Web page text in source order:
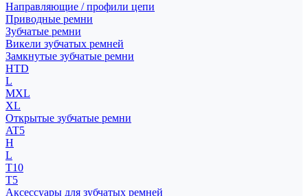
Направляющие / профили цепи
Приводные ремни
Зубчатые ремни
Викели зубчатых ремней
Замкнутые зубчатые ремни
HTD
L
MXL
XL
Открытые зубчатые ремни
AT5
H
L
T10
T5
Аксессуары для зубчатых ремней